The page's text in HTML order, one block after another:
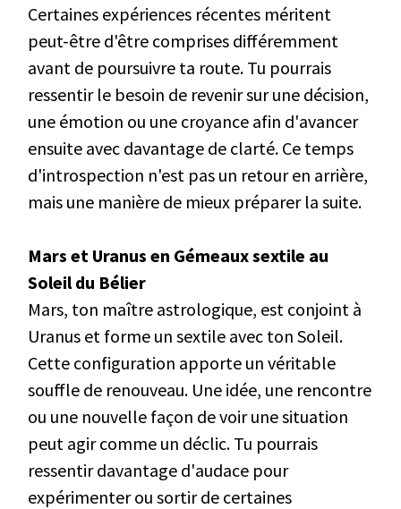
Certaines expériences récentes méritent
peut-être d'être comprises différemment
avant de poursuivre ta route. Tu pourrais
ressentir le besoin de revenir sur une décision,
une émotion ou une croyance afin d'avancer
ensuite avec davantage de clarté. Ce temps
d'introspection n'est pas un retour en arrière,
mais une manière de mieux préparer la suite.
Mars et Uranus en Gémeaux sextile au
Soleil du Bélier
Mars, ton maître astrologique, est conjoint à
Uranus et forme un sextile avec ton Soleil.
Cette configuration apporte un véritable
souffle de renouveau. Une idée, une rencontre
ou une nouvelle façon de voir une situation
peut agir comme un déclic. Tu pourrais
ressentir davantage d'audace pour
expérimenter ou sortir de certaines